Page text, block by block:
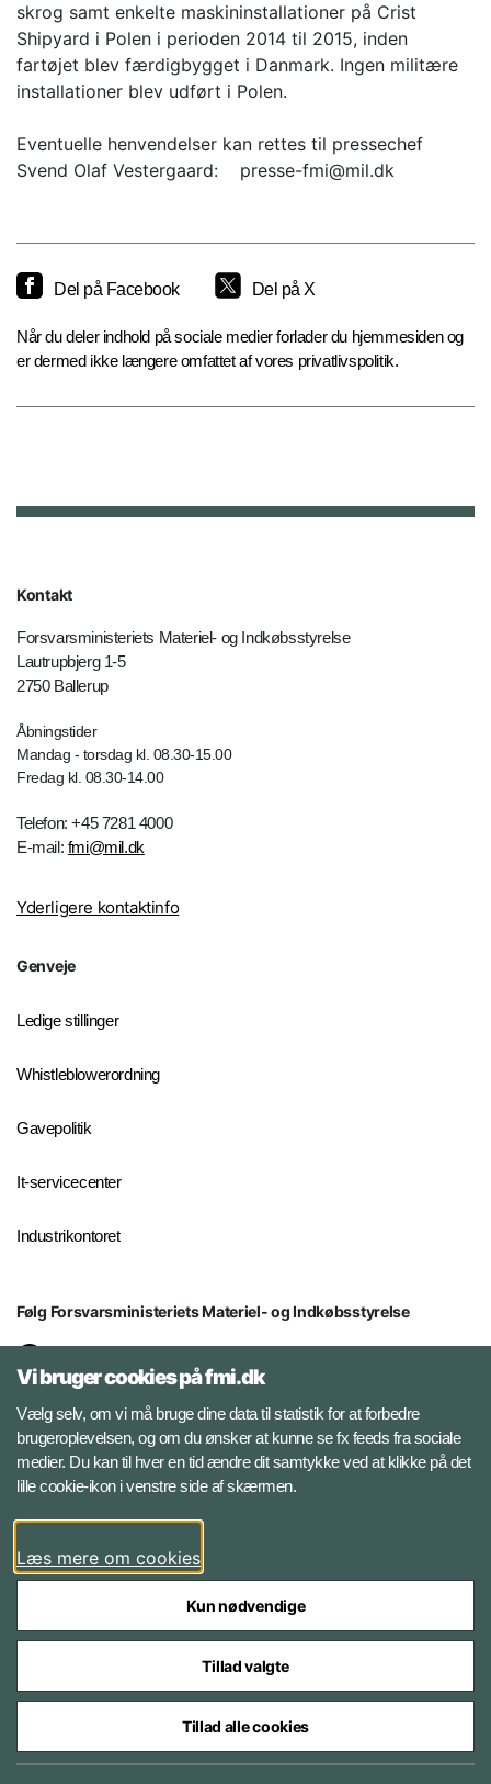
skrog samt enkelte maskininstallationer på Crist
Shipyard i Polen i perioden 2014 til 2015, inden
fartøjet blev færdigbygget i Danmark. Ingen militære
installationer blev udført i Polen.
Eventuelle henvendelser kan rettes til pressechef
Svend Olaf Vestergaard: presse-fmi@mil.dk
Del på Facebook Del på X
Når du deler indhold på sociale medier forlader du hjemmesiden og
er dermed ikke længere omfattet af vores privatlivspolitik.
Kontakt
Forsvarsministeriets Materiel- og Indkøbsstyrelse
Lautrupbjerg 1-5
2750 Ballerup
Åbningstider
Mandag - torsdag kl. 08.30-15.00
Fredag kl. 08.30-14.00
Telefon: +45 7281 4000
E-mail: fmi@mil.dk
Yderligere kontaktinfo
Genveje
Ledige stillinger
Whistleblowerordning
Gavepolitik
It-servicecenter
Industrikontoret
Følg Forsvarsministeriets Materiel- og Indkøbsstyrelse
Facebook
Instagram
YouTube
Styrelser og myndigheder under Forsvarsministeriet
Vi bruger cookies på fmi.dk
Vælg selv, om vi må bruge dine data til statistik for at forbedre
brugeroplevelsen, og om du ønsker at kunne se fx feeds fra sociale
medier. Du kan til hver en tid ændre dit samtykke ved at klikke på det
lille cookie-ikon i venstre side af skærmen.
Læs mere om cookies
Kun nødvendige
Tillad valgte
Tillad alle cookies